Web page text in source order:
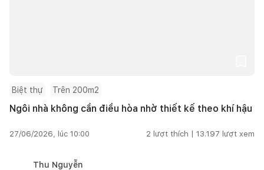
Biệt thự Trên 200m2
Ngôi nhà không cần điều hòa nhờ thiết kế theo khí hậu
27/06/2026, lúc 10:00 2 lượt thích | 13.197 lượt xem
Thu Nguyễn